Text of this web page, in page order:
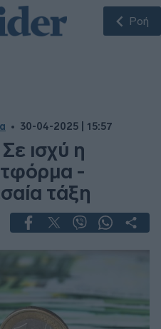
Ροή
30-04-2025 | 15:57
ισχύ η
-
τάξη